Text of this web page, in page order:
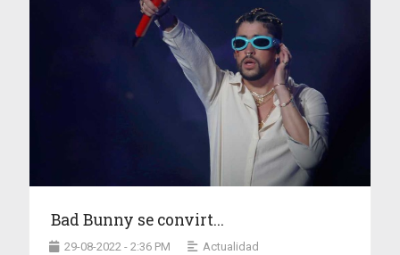
Bad Bunny se convirt...
29-08-2022 - 2:36 PM Actualidad